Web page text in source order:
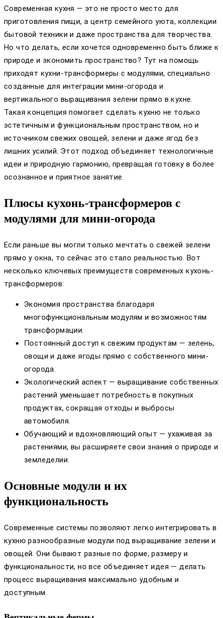
Современная кухня — это не просто место для
приготовления пищи, а центр семейного уюта, коллекции
бытовой техники и даже пространства для творчества.
Но что делать, если хочется одновременно быть ближе к
природе и экономить пространство? Тут на помощь
приходят кухни-трансформеры с модулями, специально
созданные для интеграции мини-огорода и
вертикального выращивания зелени прямо в кухне.
Такая концепция помогает сделать кухню не только
эстетичным и функциональным пространством, но и
источником свежих овощей, зелени и даже ягод без
лишних усилий. Этот подход объединяет технологичные
идеи и природную гармонию, превращая готовку в более
осознанное и приятное занятие.
Плюсы кухонь-трансформеров с
модулями для мини-огорода
Если раньше вы могли только мечтать о свежей зелени
прямо у окна, то сейчас это стало реальностью. Вот
несколько ключевых преимуществ современных кухонь-
трансформеров:
Экономия пространства благодаря
многофункциональным модулям и возможностям
трансформации.
Постоянный доступ к свежим продуктам — зелень,
овощи и даже ягоды прямо с собственного мини-
огорода.
Экологический аспект — выращивание собственных
растений уменьшает потребность в покупных
продуктах, сокращая отходы и выбросы
автомобиля.
Обучающий и вдохновляющий опыт — ухаживая за
растениями, вы расширяете свои знания о природе и
земледелии.
Основные модули и их
функциональность
Современные системы позволяют легко интегрировать в
кухню разнообразные модули под выращивание зелени и
овощей. Они бывают разные по форме, размеру и
функциональности, но все объединяет идея — делать
процесс выращивания максимально удобным и
доступным.